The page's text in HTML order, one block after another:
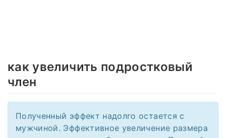
как увеличить подростковый
член
Полученный эффект надолго остается с
мужчиной. Эффективное увеличение размера